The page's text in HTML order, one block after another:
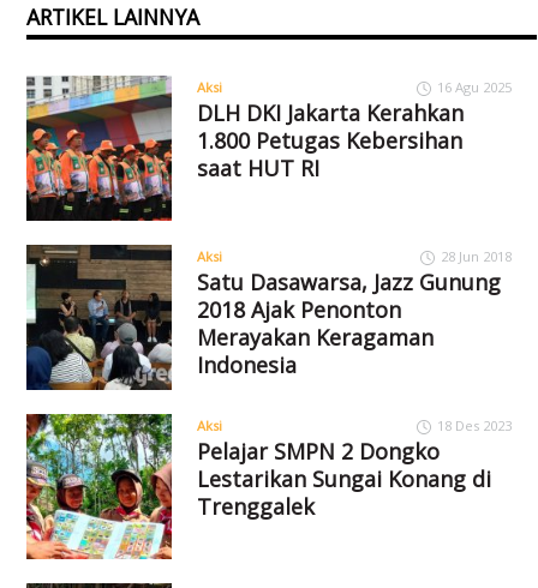
ARTIKEL LAINNYA
Aksi 16 Agu 2025
DLH DKI Jakarta Kerahkan
1.800 Petugas Kebersihan
saat HUT RI
Aksi 28 Jun 2018
Satu Dasawarsa, Jazz Gunung
2018 Ajak Penonton
Merayakan Keragaman
Indonesia
Aksi 18 Des 2023
Pelajar SMPN 2 Dongko
Lestarikan Sungai Konang di
Trenggalek